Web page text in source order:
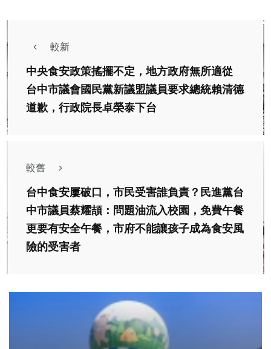
較新
中央食安政策搖擺不定，地方政府無所適從
台中市議會國民黨新議盟議員要求總統賴清德
道歉，行政院長卓榮泰下台
較舊
台中食安屢破口，市民受害誰負責？民進黨台
中市議員蔡耀頡：問題油流入校園，免費午餐
更要有安全午餐，市府不能讓孩子成為食安風
險的受害者